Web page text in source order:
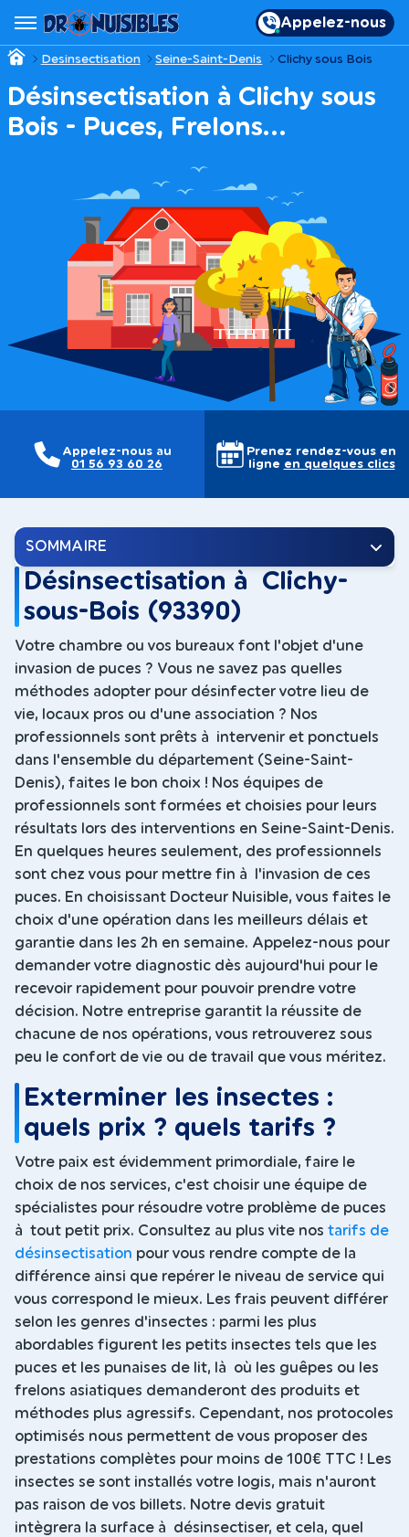
Appelez-nous
Desinsectisation Seine-Saint-Denis Clichy sous Bois
Désinsectisation à Clichy sous
Bois - Puces, Frelons…
Appelez-nous au
01 56 93 60 26
Prenez rendez-vous en
ligne en quelques clics
SOMMAIRE
Désinsectisation à Clichy-
sous-Bois (93390)
Votre chambre ou vos bureaux font l'objet d'une
invasion de puces ? Vous ne savez pas quelles
méthodes adopter pour désinfecter votre lieu de
vie, locaux pros ou d'une association ? Nos
professionnels sont prêts à intervenir et ponctuels
dans l'ensemble du département (Seine-Saint-
Denis), faites le bon choix ! Nos équipes de
professionnels sont formées et choisies pour leurs
résultats lors des interventions en Seine-Saint-Denis.
En quelques heures seulement, des professionnels
sont chez vous pour mettre fin à l'invasion de ces
puces. En choisissant Docteur Nuisible, vous faites le
choix d'une opération dans les meilleurs délais et
garantie dans les 2h en semaine. Appelez-nous pour
demander votre diagnostic dès aujourd'hui pour le
recevoir rapidement pour pouvoir prendre votre
décision. Notre entreprise garantit la réussite de
chacune de nos opérations, vous retrouverez sous
peu le confort de vie ou de travail que vous méritez.
Exterminer les insectes :
quels prix ? quels tarifs ?
Votre paix est évidemment primordiale, faire le
choix de nos services, c'est choisir une équipe de
spécialistes pour résoudre votre problème de puces
à tout petit prix. Consultez au plus vite nos tarifs de
désinsectisation pour vous rendre compte de la
différence ainsi que repérer le niveau de service qui
vous correspond le mieux. Les frais peuvent différer
selon les genres d'insectes : parmi les plus
abordables figurent les petits insectes tels que les
puces et les punaises de lit, là où les guêpes ou les
frelons asiatiques demanderont des produits et
méthodes plus agressifs. Cependant, nos protocoles
optimisés nous permettent de vous proposer des
prestations complètes pour moins de 100€ TTC ! Les
insectes se sont installés votre logis, mais n'auront
pas raison de vos billets. Notre devis gratuit
intègrera la surface à désinsectiser, et cela, quel